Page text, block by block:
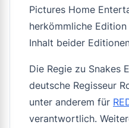
Pictures Home
herkömmliche Edition
Inhalt beider
Die Regie zu Snakes
deutsche Regisseur
unter anderem für
verantwortlich.